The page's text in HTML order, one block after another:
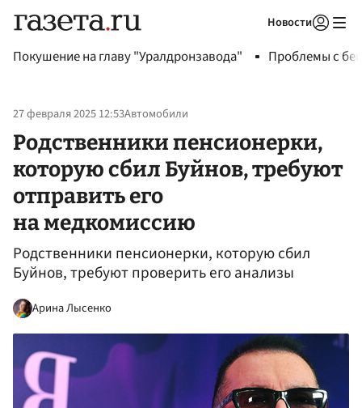
Новости
Покушение на главу "Уралдронзавода" Проблемы с
27 февраля 2025 12:53Автомобили
Родственники пенсионерки,
которую сбил Буйнов, требуют
отправить его
на медкомиссию
Родственники пенсионерки, которую сбил
Буйнов, требуют проверить его анализы
Арина Лысенко